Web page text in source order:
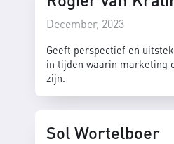
December, 2023
Geeft perspectief en
in tijden waarin marketing
zijn.
Sol Wortelboer